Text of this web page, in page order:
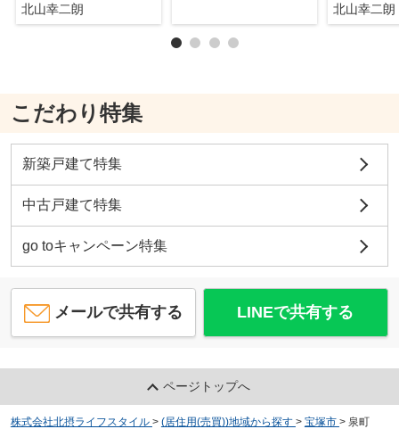
北山幸二朗 北山幸二朗
こだわり特集
新築戸建て特集
中古戸建て特集
go toキャンペーン特集
メールで共有する LINEで共有する
ページトップへ
株式会社北摂ライフスタイル > (居住用(売買))地域から探す > 宝塚市 > 泉町